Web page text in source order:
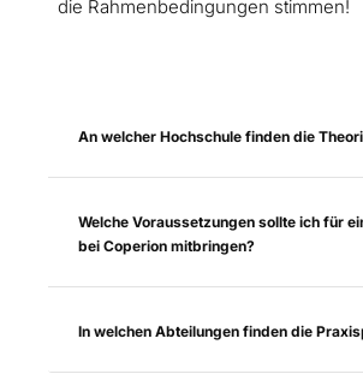
die Rahmenbedingungen stimmen!
An welcher Hochschule finden die
Welche Voraussetzungen sollte ich für
bei Coperion mitbringen?
In welchen Abteilungen finden die